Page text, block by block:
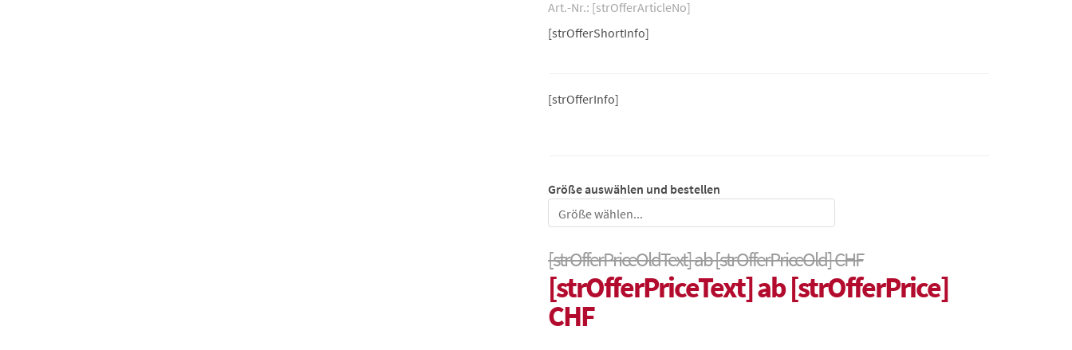
Art.-Nr.: [strOfferArticleNo]
[strOfferShortInfo]
[strOfferInfo]
Größe auswählen und bestellen
Größe
[strOfferPriceOldText] ab [strOfferPriceOld] CHF
[strOfferPriceText] ab [strOfferPrice]
CHF